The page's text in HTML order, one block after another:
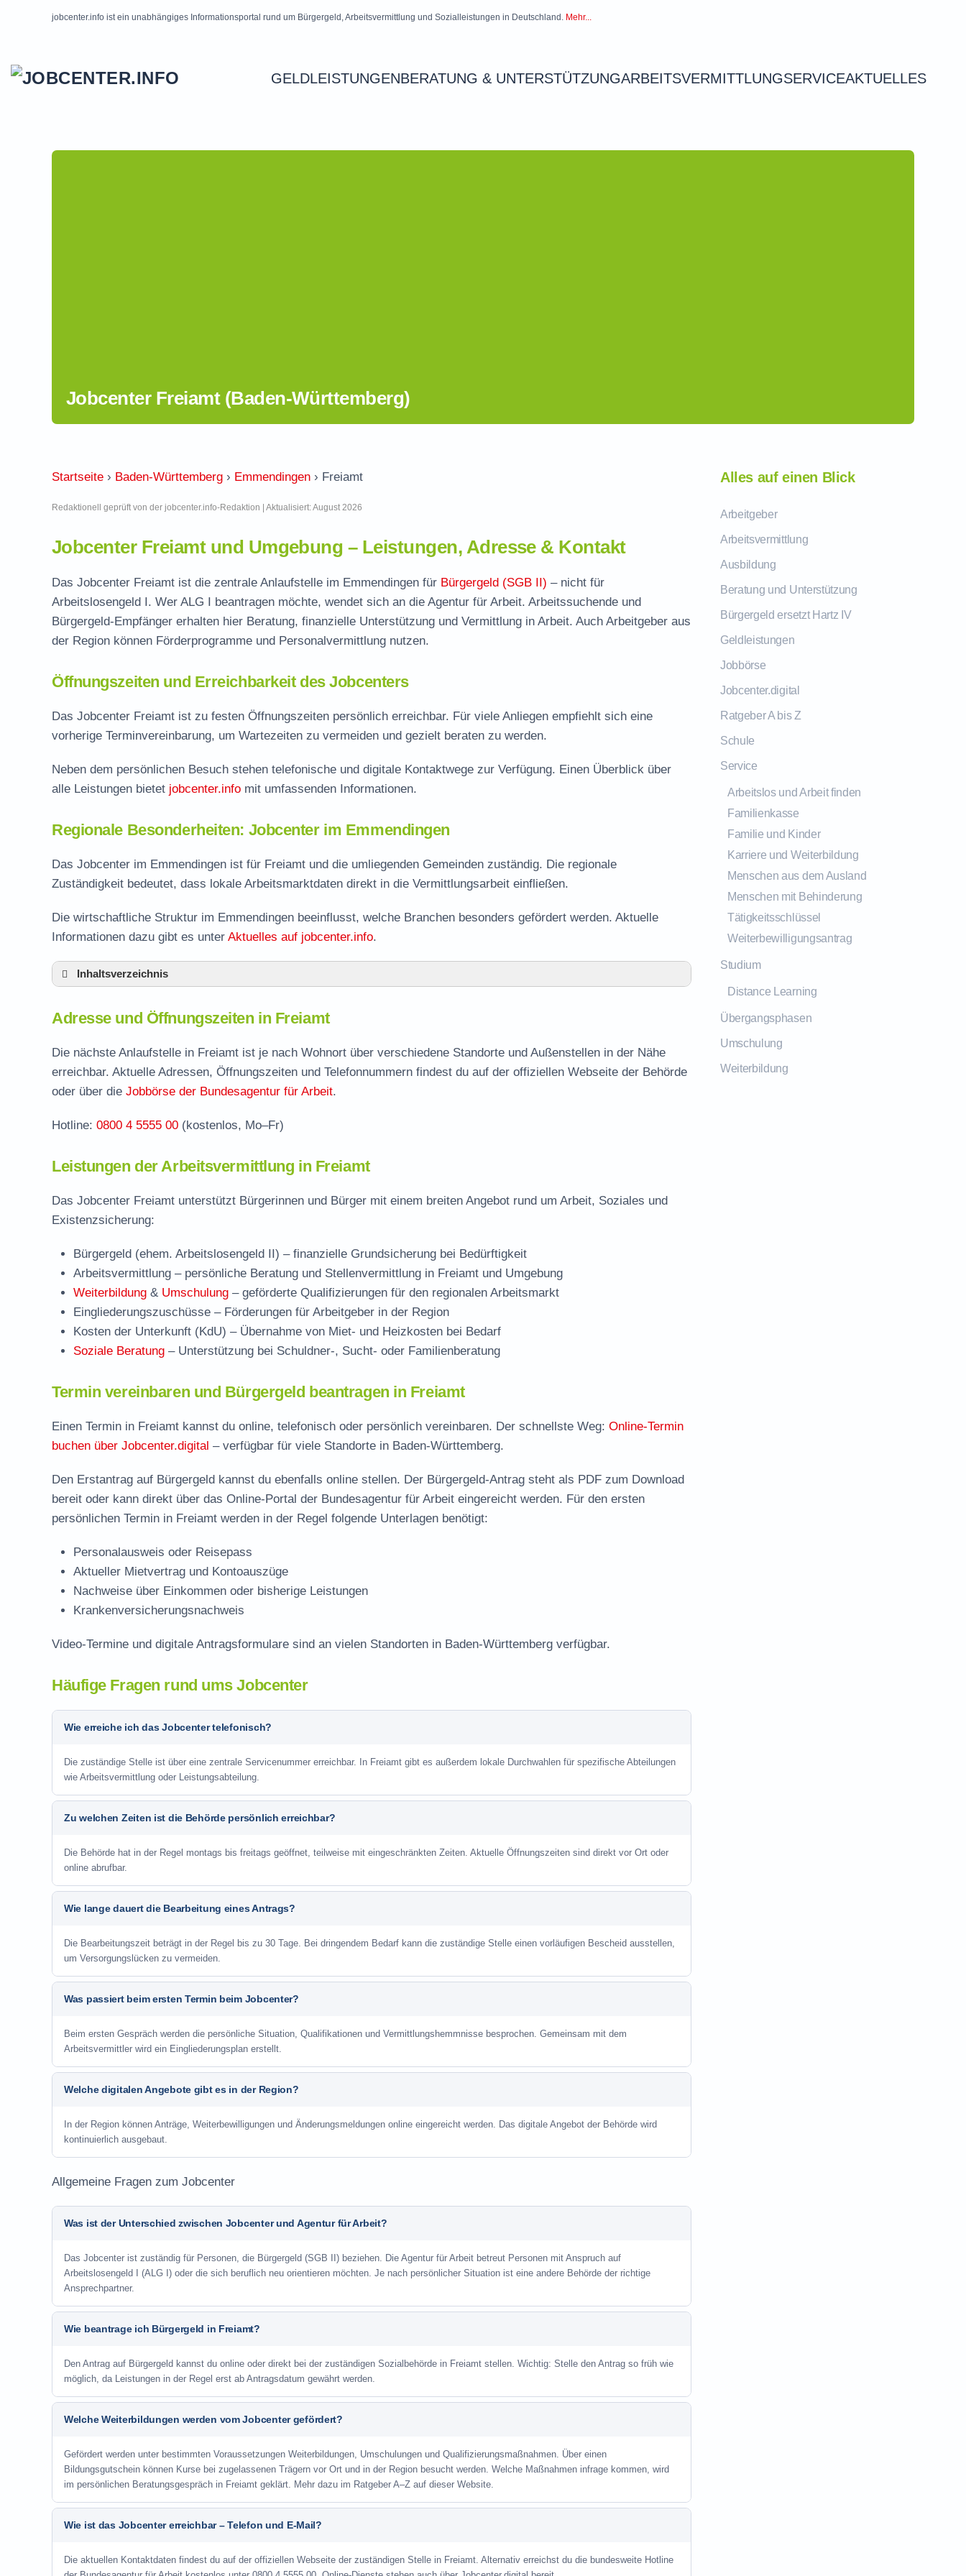
jobcenter.info ist ein unabhängiges Informationsportal rund um Bürgergeld, Arbeitsvermittlung und Sozialleistungen in Deutschland. Mehr...
GELDLEISTUNGENBERATUNG & UNTERSTÜTZUNGARBEITSVERMITTLUNGSERVICEAKTUELLES
Jobcenter Freiamt (Baden-Württemberg)
Startseite › Baden-Württemberg › Emmendingen › Freiamt
Redaktionell geprüft von der jobcenter.info-Redaktion | Aktualisiert: August 2026
Jobcenter Freiamt und Umgebung – Leistungen, Adresse & Kontakt
Das Jobcenter Freiamt ist die zentrale Anlaufstelle im Emmendingen für Bürgergeld (SGB II) – nicht für
Arbeitslosengeld I. Wer ALG I beantragen möchte, wendet sich an die Agentur für Arbeit. Arbeitssuchende und
Bürgergeld-Empfänger erhalten hier Beratung, finanzielle Unterstützung und Vermittlung in Arbeit. Auch Arbeitgeber aus
der Region können Förderprogramme und Personalvermittlung nutzen.
Öffnungszeiten und Erreichbarkeit des Jobcenters
Das Jobcenter Freiamt ist zu festen Öffnungszeiten persönlich erreichbar. Für viele Anliegen empfiehlt sich eine
vorherige Terminvereinbarung, um Wartezeiten zu vermeiden und gezielt beraten zu werden.
Neben dem persönlichen Besuch stehen telefonische und digitale Kontaktwege zur Verfügung. Einen Überblick über
alle Leistungen bietet jobcenter.info mit umfassenden Informationen.
Regionale Besonderheiten: Jobcenter im Emmendingen
Das Jobcenter im Emmendingen ist für Freiamt und die umliegenden Gemeinden zuständig. Die regionale
Zuständigkeit bedeutet, dass lokale Arbeitsmarktdaten direkt in die Vermittlungsarbeit einfließen.
Die wirtschaftliche Struktur im Emmendingen beeinflusst, welche Branchen besonders gefördert werden. Aktuelle
Informationen dazu gibt es unter Aktuelles auf jobcenter.info.
Inhaltsverzeichnis
Leistungen der Arbeitsvermittlung in Freiamt
Termin vereinbaren und Bürgergeld beantragen
Jobcenter Emmendingen – zuständige Stelle
Stellenangebote und Jobbörse in Freiamt
Häufige Fragen rund ums Jobcenter
Adresse und Öffnungszeiten in Freiamt
Die nächste Anlaufstelle in Freiamt ist je nach Wohnort über verschiedene Standorte und Außenstellen in der Nähe
erreichbar. Aktuelle Adressen, Öffnungszeiten und Telefonnummern findest du auf der offiziellen Webseite der Behörde
oder über die Jobbörse der Bundesagentur für Arbeit.
Hotline: 0800 4 5555 00 (kostenlos, Mo–Fr)
Leistungen der Arbeitsvermittlung in Freiamt
Das Jobcenter Freiamt unterstützt Bürgerinnen und Bürger mit einem breiten Angebot rund um Arbeit, Soziales und
Existenzsicherung:
Bürgergeld (ehem. Arbeitslosengeld II) – finanzielle Grundsicherung bei Bedürftigkeit
Arbeitsvermittlung – persönliche Beratung und Stellenvermittlung in Freiamt und Umgebung
Weiterbildung & Umschulung – geförderte Qualifizierungen für den regionalen Arbeitsmarkt
Eingliederungszuschüsse – Förderungen für Arbeitgeber in der Region
Kosten der Unterkunft (KdU) – Übernahme von Miet- und Heizkosten bei Bedarf
Soziale Beratung – Unterstützung bei Schuldner-, Sucht- oder Familienberatung
Termin vereinbaren und Bürgergeld beantragen in Freiamt
Einen Termin in Freiamt kannst du online, telefonisch oder persönlich vereinbaren. Der schnellste Weg: Online-Termin
buchen über Jobcenter.digital – verfügbar für viele Standorte in Baden-Württemberg.
Den Erstantrag auf Bürgergeld kannst du ebenfalls online stellen. Der Bürgergeld-Antrag steht als PDF zum Download
bereit oder kann direkt über das Online-Portal der Bundesagentur für Arbeit eingereicht werden. Für den ersten
persönlichen Termin in Freiamt werden in der Regel folgende Unterlagen benötigt:
Personalausweis oder Reisepass
Aktueller Mietvertrag und Kontoauszüge
Nachweise über Einkommen oder bisherige Leistungen
Krankenversicherungsnachweis
Video-Termine und digitale Antragsformulare sind an vielen Standorten in Baden-Württemberg verfügbar.
Häufige Fragen rund ums Jobcenter
Wie erreiche ich das Jobcenter telefonisch?
Die zuständige Stelle ist über eine zentrale Servicenummer erreichbar. In Freiamt gibt es außerdem lokale Durchwahlen für spezifische Abteilungen
wie Arbeitsvermittlung oder Leistungsabteilung.
Zu welchen Zeiten ist die Behörde persönlich erreichbar?
Die Behörde hat in der Regel montags bis freitags geöffnet, teilweise mit eingeschränkten Zeiten. Aktuelle Öffnungszeiten sind direkt vor Ort oder
online abrufbar.
Wie lange dauert die Bearbeitung eines Antrags?
Die Bearbeitungszeit beträgt in der Regel bis zu 30 Tage. Bei dringendem Bedarf kann die zuständige Stelle einen vorläufigen Bescheid ausstellen,
um Versorgungslücken zu vermeiden.
Was passiert beim ersten Termin beim Jobcenter?
Beim ersten Gespräch werden die persönliche Situation, Qualifikationen und Vermittlungshemmnisse besprochen. Gemeinsam mit dem
Arbeitsvermittler wird ein Eingliederungsplan erstellt.
Welche digitalen Angebote gibt es in der Region?
In der Region können Anträge, Weiterbewilligungen und Änderungsmeldungen online eingereicht werden. Das digitale Angebot der Behörde wird
kontinuierlich ausgebaut.
Allgemeine Fragen zum Jobcenter
Was ist der Unterschied zwischen Jobcenter und Agentur für Arbeit?
Das Jobcenter ist zuständig für Personen, die Bürgergeld (SGB II) beziehen. Die Agentur für Arbeit betreut Personen mit Anspruch auf
Arbeitslosengeld I (ALG I) oder die sich beruflich neu orientieren möchten. Je nach persönlicher Situation ist eine andere Behörde der richtige
Ansprechpartner.
Wie beantrage ich Bürgergeld in Freiamt?
Den Antrag auf Bürgergeld kannst du online oder direkt bei der zuständigen Sozialbehörde in Freiamt stellen. Wichtig: Stelle den Antrag so früh wie
möglich, da Leistungen in der Regel erst ab Antragsdatum gewährt werden.
Welche Weiterbildungen werden vom Jobcenter gefördert?
Gefördert werden unter bestimmten Voraussetzungen Weiterbildungen, Umschulungen und Qualifizierungsmaßnahmen. Über einen
Bildungsgutschein können Kurse bei zugelassenen Trägern vor Ort und in der Region besucht werden. Welche Maßnahmen infrage kommen, wird
im persönlichen Beratungsgespräch in Freiamt geklärt. Mehr dazu im Ratgeber A–Z auf dieser Website.
Wie ist das Jobcenter erreichbar – Telefon und E-Mail?
Die aktuellen Kontaktdaten findest du auf der offiziellen Webseite der zuständigen Stelle in Freiamt. Alternativ erreichst du die bundesweite Hotline
Alles auf einen Blick
Arbeitgeber
Arbeitsvermittlung
Ausbildung
Beratung und Unterstützung
Bürgergeld ersetzt Hartz IV
Geldleistungen
Jobbörse
Jobcenter.digital
Ratgeber A bis Z
Schule
Service
Arbeitslos und Arbeit finden
Familienkasse
Familie und Kinder
Karriere und Weiterbildung
Menschen aus dem Ausland
Menschen mit Behinderung
Tätigkeitsschlüssel
Weiterbewilligungsantrag
Studium
Distance Learning
Übergangsphasen
Umschulung
Weiterbildung